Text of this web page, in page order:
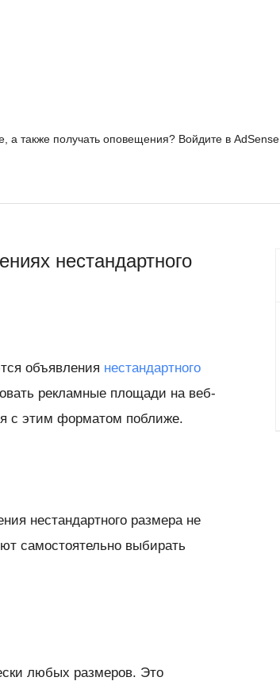
а также получать оповещения? Войдите в AdSense
нестандартного
объявления нестандартного
рекламные площади на веб-
с этим форматом поближе.
нестандартного размера не
самостоятельно выбирать
любых размеров. Это